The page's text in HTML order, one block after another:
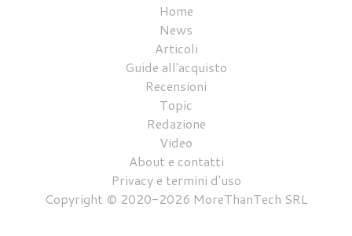
Home
News
Articoli
Guide all'acquisto
Recensioni
Topic
Redazione
Video
About e contatti
Privacy e termini d'uso
Copyright © 2020-2026 MoreThanTech SRL